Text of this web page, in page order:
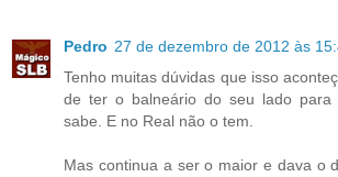
Pedro 27 de dezembro de 2012 às
Tenho muitas dúvidas que isso
de ter o balneário do seu lado para
sabe. E no Real não o tem.
Mas continua a ser o maior e dava o